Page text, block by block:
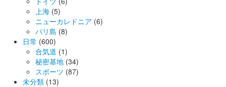
上海 (5)
ニューカレドニア (6)
バリ島 (8)
日常 (600)
合気道 (1)
秘密基地 (34)
スポーツ (87)
未分類 (13)